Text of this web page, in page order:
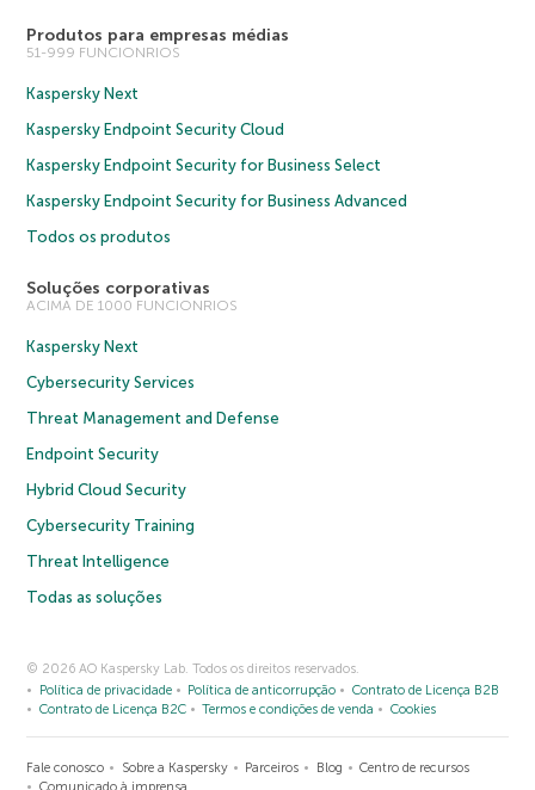
Produtos para empresas médias
51-999 FUNCIONRIOS
Kaspersky Next
Kaspersky Endpoint Security Cloud
Kaspersky Endpoint Security for Business Select
Kaspersky Endpoint Security for Business Advanced
Todos os produtos
Soluções corporativas
ACIMA DE 1000 FUNCIONRIOS
Kaspersky Next
Cybersecurity Services
Threat Management and Defense
Endpoint Security
Hybrid Cloud Security
Cybersecurity Training
Threat Intelligence
Todas as soluções
© 2026 AO Kaspersky Lab. Todos os direitos reservados.
Política de privacidade
Política de anticorrupção
Contrato de Licença B2B
Contrato de Licença B2C
Termos e condições de venda Cookies
Fale conosco Sobre a Kaspersky Parceiros Blog
Centro de recursos
Comunicado à imprensa